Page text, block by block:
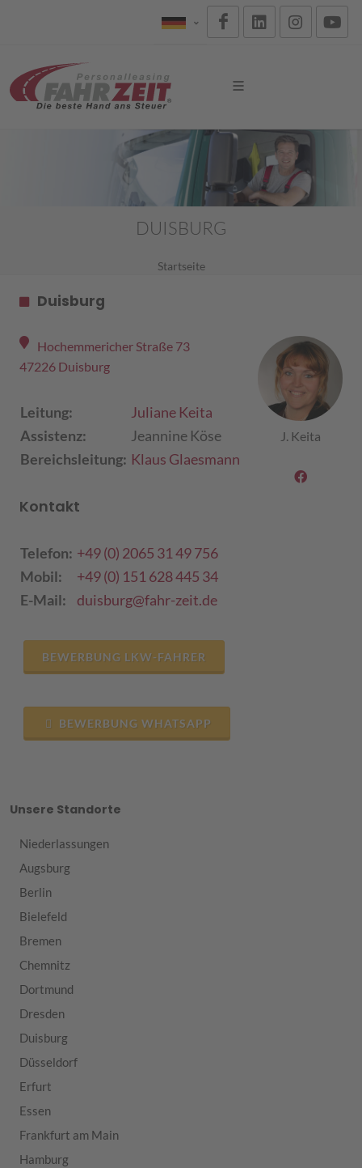
DUISBURG
Startseite
Duisburg
J. Keita
Hochemmericher Straße 73
47226 Duisburg
Leitung:
Juliane Keita
Assistenz:
Jeannine Köse
Bereichsleitung: Klaus Glaesmann
Kontakt
Telefon: +49 (0) 2065 31 49 756
Mobil:
+49 (0) 151 628 445 34
E-Mail:
duisburg@fahr-zeit.de
BEWERBUNG LKW-FAHRER
BEWERBUNG WHATSAPP
Unsere Standorte
Niederlassungen
Augsburg
Berlin
Bielefeld
Bremen
Chemnitz
Dortmund
Dresden
Duisburg
Düsseldorf
Erfurt
Essen
Frankfurt am Main
Hamburg